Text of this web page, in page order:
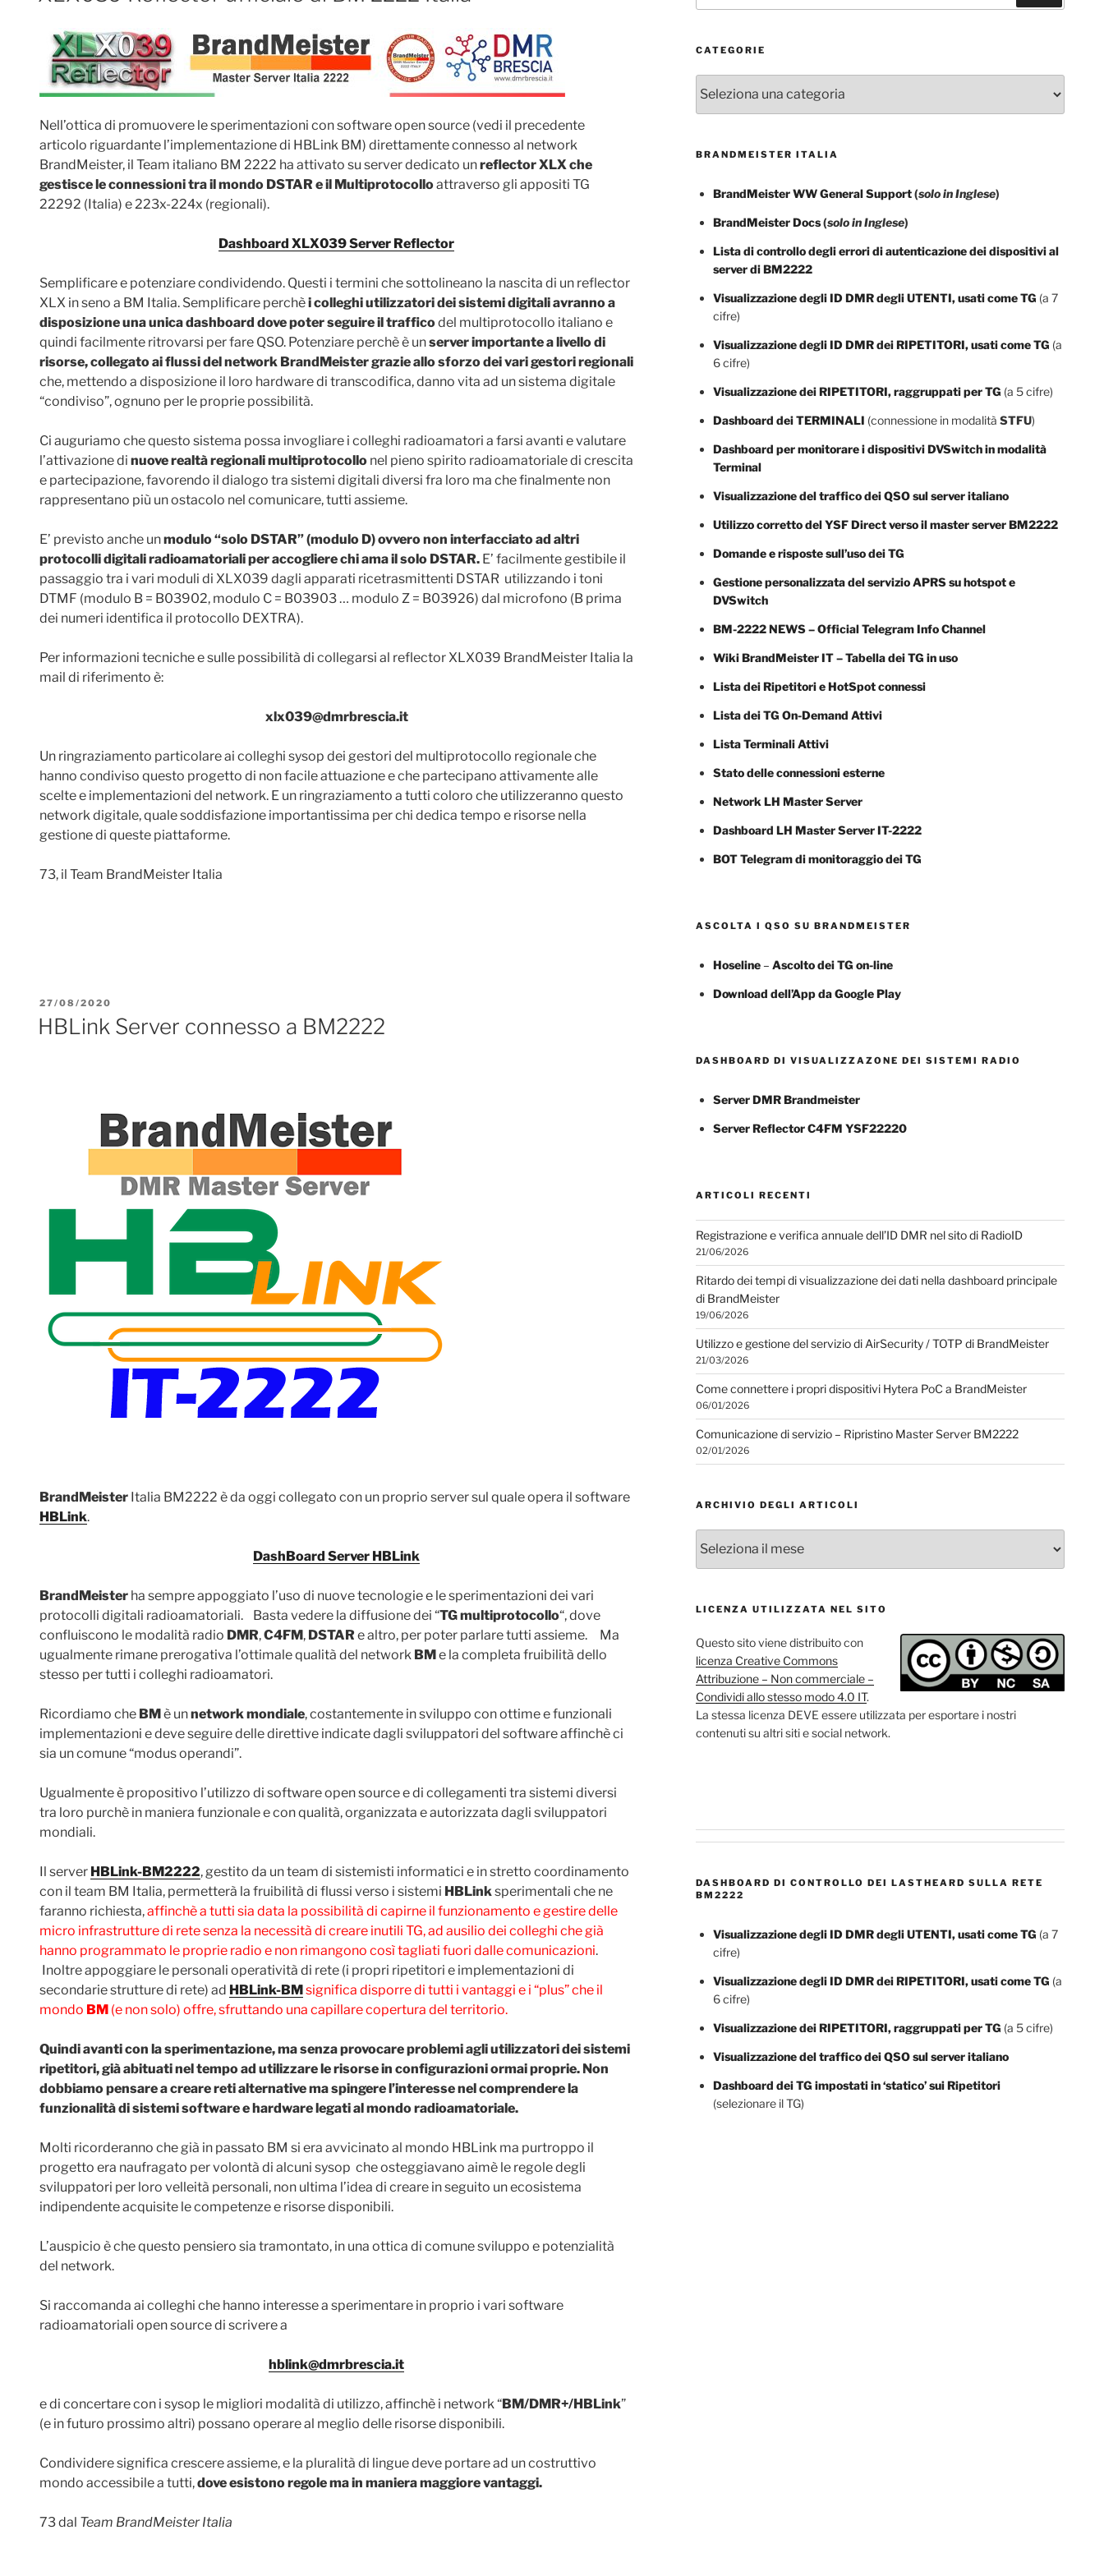
Nell’ottica di promuovere le sperimentazioni con software open source (vedi il precedente
articolo riguardante l’implementazione di HBLink BM) direttamente connesso al network
BrandMeister, il Team italiano BM 2222 ha attivato su server dedicato unreflector XLX che
gestisce le connessioni tra il mondo DSTAR e il Multiprotocolloattraverso gli appositi TG
22292 (Italia) e 223x-224x (regionali).
Dashboard XLX039 Server Reflector
Semplificare e potenziare condividendo. Questi i termini che sottolineano la nascita di un reflector
XLX in seno a BM Italia. Semplificare perchèi colleghi utilizzatori dei sistemi digitali avranno a
disposizione una unica dashboard dove poter seguire il trafficodel multiprotocollo italiano e
quindi facilmente ritrovarsi per fare QSO. Potenziare perchè è unserver importante a livello di
risorse, collegato ai flussi del network BrandMeister grazie allo sforzo dei vari gestori regionali
che, mettendo a disposizione il loro hardware di transcodifica, danno vita ad un sistema digitale
“condiviso”, ognuno per le proprie possibilità.
Ci auguriamo che questo sistema possa invogliare i colleghi radioamatori a farsi avanti e valutare
l’attivazione di nuove realtà regionali multiprotocollo nel pieno spirito radioamatoriale di crescita
e partecipazione, favorendo il dialogo tra sistemi digitali diversi fra loro ma che finalmente non
rappresentano più un ostacolo nel comunicare, tutti assieme.
E’ previsto anche unmodulo “solo DSTAR” (modulo D) ovvero non interfacciato ad altri
protocolli digitali radioamatoriali per accogliere chi ama il solo DSTAR. E’ facilmente gestibile il
passaggio tra i vari moduli di XLX039 dagli apparati ricetrasmittenti DSTAR utilizzando i toni
DTMF (modulo B = B03902, modulo C = B03903 … modulo Z = B03926) dal microfono (B prima
dei numeri identifica il protocollo DEXTRA).
Per informazioni tecniche e sulle possibilità di collegarsi al reflector XLX039 BrandMeister Italia la
mail di riferimento è:
xlx039@dmrbrescia.it
Un ringraziamento particolare ai colleghi sysop dei gestori del multiprotocollo regionale che
hanno condiviso questo progetto di non facile attuazione e che partecipano attivamente alle
scelte e implementazioni del network. E un ringraziamento a tutti coloro che utilizzeranno questo
network digitale, quale soddisfazione importantissima per chi dedica tempo e risorse nella
gestione di queste piattaforme.
73, il Team BrandMeister Italia
PUBBLICATO
27/08/2020
HBLink Server connesso a BM2222
BrandMeister Italia BM2222 è da oggi collegato con un proprio server sul quale opera il software
HBLink.
DashBoard Server HBLink
BrandMeister ha sempre appoggiato l’uso di nuove tecnologie e le sperimentazioni dei vari
protocolli digitali radioamatoriali. Basta vedere la diffusione dei “TG multiprotocollo“, dove
confluiscono le modalità radio DMR,C4FM, DSTARe altro, per poter parlare tutti assieme. Ma
ugualmente rimane prerogativa l’ottimale qualità del network BMe la completa fruibilità dello
stesso per tutti i colleghi radioamatori.
Ricordiamo che BMè unnetwork mondiale, costantemente in sviluppo con ottime e funzionali
implementazioni e deve seguire delle direttive indicate dagli sviluppatori del software affinchè ci
sia un comune “modus operandi”.
Ugualmente è propositivo l’utilizzo di software open source e di collegamenti tra sistemi diversi
tra loro purchè in maniera funzionale e con qualità, organizzata e autorizzata dagli sviluppatori
mondiali.
Il server HBLink-BM2222, gestito da un team di sistemisti informatici e in stretto coordinamento
con il team BM Italia, permetterà la fruibilità di flussi verso i sistemi HBLinksperimentali che ne
faranno richiesta,affinchè a tutti sia data la possibilità di capirne il funzionamento e gestire delle
micro infrastrutture di rete senza la necessità di creare inutili TG, ad ausilio dei colleghi che già
hanno programmato le proprie radio e non rimangono così tagliati fuori dalle comunicazioni.
Inoltre appoggiare le personali operatività di rete (i propri ripetitori e implementazioni di
secondarie strutture di rete) ad HBLink-BMsignifica disporre di tutti i vantaggi e i “plus” che il
mondo BM (e non solo) offre, sfruttando una capillare copertura del territorio.
Quindi avanti con la sperimentazione, ma senza provocare problemi agli utilizzatori dei sistemi
ripetitori, già abituati nel tempo ad utilizzare le risorse in configurazioni ormai proprie. Non
dobbiamo pensare a creare reti alternative ma spingere l’interesse nel comprendere la
funzionalità di sistemi software e hardware legati al mondo radioamatoriale.
Molti ricorderanno che già in passato BM si era avvicinato al mondo HBLink ma purtroppo il
progetto era naufragato per volontà di alcuni sysop che osteggiavano aimè le regole degli
sviluppatori per loro velleità personali, non ultima l’idea di creare in seguito un ecosistema
indipendente acquisite le competenze e risorse disponibili.
L’auspicio è che questo pensiero sia tramontato, in una ottica di comune sviluppo e potenzialità
del network.
Si raccomanda ai colleghi che hanno interesse a sperimentare in proprio i vari software
radioamatoriali open source di scrivere a
hblink@dmrbrescia.it
e di concertare con i sysop le migliori modalità di utilizzo, affinchè i network “BM/DMR+/HBLink”
(e in futuro prossimo altri) possano operare al meglio delle risorse disponibili.
Condividere significa crescere assieme, e la pluralità di lingue deve portare ad un costruttivo
mondo accessibile a tutti,dove esistono regole ma in maniera maggiore vantaggi.
73 dal Team BrandMeister Italia
CATEGORIE
BRANDMEISTER ITALIA
BrandMeister WW General Support(solo in Inglese)
BrandMeister Docs(solo in Inglese)
Lista di controllo degli errori di autenticazione dei dispositivi al
server di BM2222
Visualizzazione degli ID DMR degli UTENTI, usati come TG (a 7
cifre)
Visualizzazione degli ID DMR dei RIPETITORI, usati come TG (a
6 cifre)
Visualizzazione dei RIPETITORI, raggruppati per TG (a 5 cifre)
Dashboard dei TERMINALI (connessione in modalità STFU)
Dashboard per monitorare i dispositivi DVSwitch in modalità
Terminal
Visualizzazione del traffico dei QSO sul server italiano
Utilizzo corretto del YSF Direct verso il master server BM2222
Domande e risposte sull’uso dei TG
Gestione personalizzata del servizio APRS su hotspot e
DVSwitch
BM-2222 NEWS – Official Telegram Info Channel
Wiki BrandMeister IT – Tabella dei TG in uso
Lista dei Ripetitori e HotSpot connessi
Lista dei TG On-Demand Attivi
Lista Terminali Attivi
Stato delle connessioni esterne
Network LH Master Server
Dashboard LH Master Server IT-2222
BOT Telegram di monitoraggio dei TG
ASCOLTA I QSO SU BRANDMEISTER
Hoseline– Ascolto dei TG on-line
Download dell’App da Google Play
DASHBOARD DI VISUALIZZAZONE DEI SISTEMI RADIO
Server DMR Brandmeister
Server Reflector C4FM YSF22220
ARTICOLI RECENTI
Registrazione e verifica annuale dell’ID DMR nel sito di RadioID
21/06/2026
Ritardo dei tempi di visualizzazione dei dati nella dashboard principale
di BrandMeister
19/06/2026
Utilizzo e gestione del servizio di AirSecurity / TOTP di BrandMeister
21/03/2026
Come connettere i propri dispositivi Hytera PoC a BrandMeister
06/01/2026
Comunicazione di servizio – Ripristino Master Server BM2222
02/01/2026
ARCHIVIO DEGLI ARTICOLI
degli
articoli
LICENZA UTILIZZATA NEL SITO
Questo sito viene distribuito con
licenza Creative Commons
Attribuzione – Non commerciale –
Condividi allo stesso modo 4.0 IT.
La stessa licenza DEVE essere utilizzata per esportare i nostri
contenuti su altri siti e social network.
DASHBOARD DI CONTROLLO DEI LASTHEARD SULLA RETE
BM2222
Visualizzazione degli ID DMR degli UTENTI, usati come TG (a 7
cifre)
Visualizzazione degli ID DMR dei RIPETITORI, usati come TG (a
6 cifre)
Visualizzazione dei RIPETITORI, raggruppati per TG (a 5 cifre)
Visualizzazione del traffico dei QSO sul server italiano
Dashboard dei TG impostati in ‘statico’ sui Ripetitori
(selezionare il TG)